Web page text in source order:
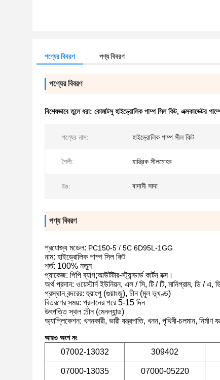
পণ্যের বিবরণ পণ্য বিবরণ
পণ্যের বিবরণ
বিশেষভাবে তুলে ধরা: কোমাটসু হাইড্রোলিক পাম্প সিল কিট, এক্সকাভেটর
পণ্যের নাম: হাইড্রোলিক পাম্প সীল কিট
শৈলী: যান্ত্রিক সীলমোহর
রঙ: বাদামী সাদা
পণ্য বিবরণ
প্রযোজ্য মডেল: PC150-5 / 5C 6D95L-1GG
নাম: হাইড্রোলিক পাম্প সিল কিট
শর্ত: 100% নতুন
প্যাকেজ: পিপি ব্যাগ;আউটটার-স্ট্যান্ডার্ড কার্টন বক্স।
অর্থ প্রদান: ওয়েস্টার্ন ইউনিয়ন, এল / সি, টি / টি, মানিগ্রাম, ডি / এ,
প্রস্থান বন্দরের: হুয়াংপু (গুয়াংজু), চীন (মূল ভূখণ্ড)
বিতরণের সময়: প্রদানের পরে 5-15 দিন
উৎপত্তি স্থল :চীন (মেনল্যান্ড)
অ্যাপ্লিকেশন: খননকারী, ভারী যন্ত্রপাতি, খনন, পৃথিবী-চলমান, নির্মাণ
আরও অংশ নং
07002-13032 309402
07000-13035 07000-05220